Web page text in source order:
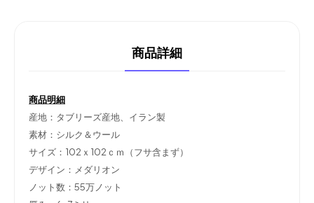
商品詳細
商品明細
産地：タブリーズ産地、イラン製
素材：シルク＆ウール
サイズ：102ｘ102ｃｍ（フサ含まず）
デザイン：メダリオン
ノット数：55万ノット